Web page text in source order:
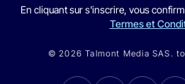
En cliquant sur s'inscrire, vous
Termes et
© 2026 Talmont Media SAS.